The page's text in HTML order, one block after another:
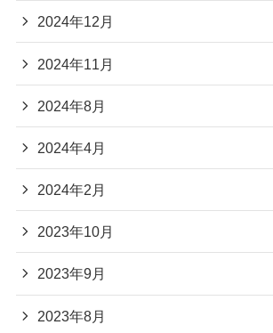
2024年12月
2024年11月
2024年8月
2024年4月
2024年2月
2023年10月
2023年9月
2023年8月